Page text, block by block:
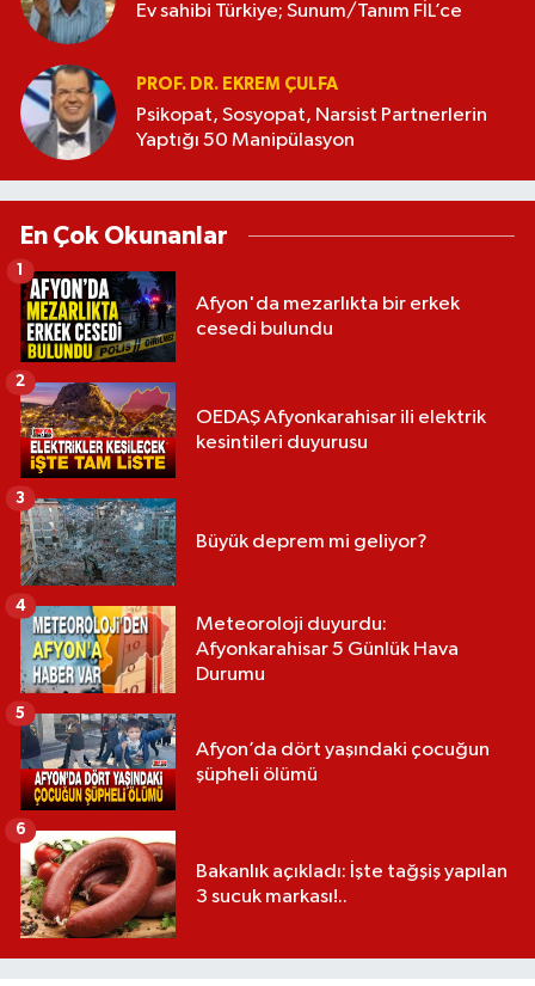
Ev sahibi Türkiye; Sunum/Tanım FİL’ce
PROF. DR. EKREM ÇULFA
Psikopat, Sosyopat, Narsist Partnerlerin
Yaptığı 50 Manipülasyon
En Çok Okunanlar
Afyon'da mezarlıkta bir erkek
cesedi bulundu
1
OEDAŞ Afyonkarahisar ili elektrik
kesintileri duyurusu
2
Büyük deprem mi geliyor?
3
Meteoroloji duyurdu:
Afyonkarahisar 5 Günlük Hava
Durumu
4
Afyon’da dört yaşındaki çocuğun
şüpheli ölümü
5
Bakanlık açıkladı: İşte tağşiş yapılan
3 sucuk markası!..
6